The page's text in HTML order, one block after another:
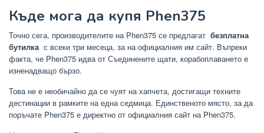
Къде мога да купя Phen375
Точно сега, производителите на Phen375 се предлагат безплатна
бутилкас всеки три месеца, за на официалния им сайт. Въпреки
факта, че Phen375 идва от Съединените щати, корабоплаването е
изненадващо бързо.
Това не е необичайно да се чуят на хапчета, достигащи техните
дестинации в рамките на една седмица. Единственото място, за да
поръчате Phen375 е директно от официалния сайт на Phen375.